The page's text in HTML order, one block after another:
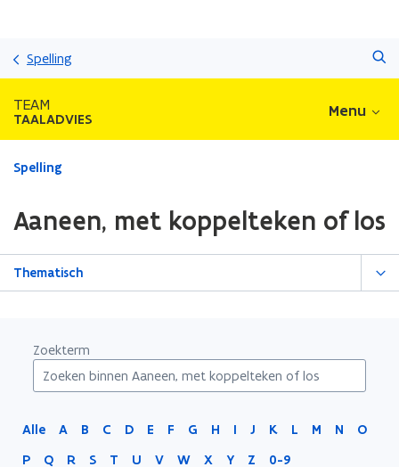
Spelling
TEAM
TAALADVIES Menu
Gedaan
zich
op:
Aaneen,
Spelling
Aaneen, met koppelteken of los
Thematisch
Zoekterm
Alle A B C D E F G H I J K L M N
O
P
Q R S T U V W X Y Z 0-9